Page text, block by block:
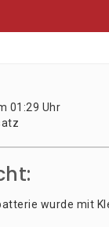
01:29 Uhr
wur­de mit